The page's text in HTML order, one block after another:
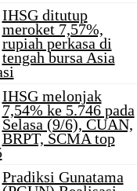
IHSG ditutup
meroket 7,57%,
rupiah perkasa di
tengah bursa Asia
IHSG melonjak
7,54% ke 5.746 pada
Selasa (9/6), CUAN,
BRPT, SCMA top
Pradiksi Gunatama